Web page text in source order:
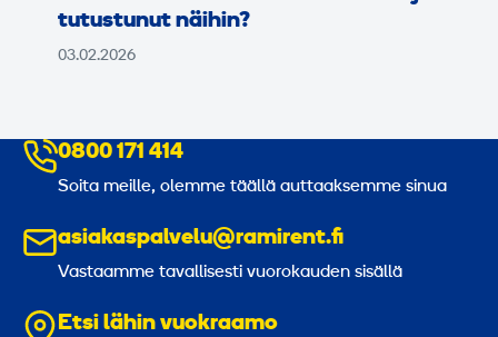
tutustunut näihin?
03.02.2026
0800 171 414
Soita meille, olemme täällä auttaaksemme sinua
asiakaspalvelu@ramirent.fi
Vastaamme tavallisesti vuorokauden sisällä
Etsi lähin vuokraamo